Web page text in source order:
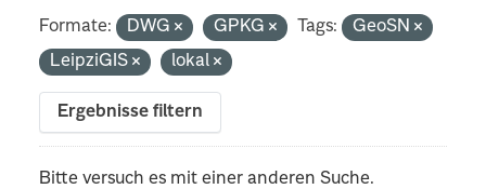
Formate: DWG GPKG Tags:
GeoSN
LeipziGIS
lokal
Ergebnisse filtern
Bitte versuch es mit einer anderen Suche.